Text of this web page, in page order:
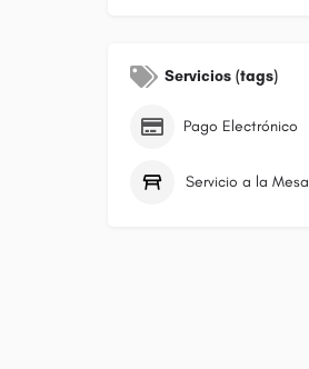
Servicios (tags)
Pago Electrónico
Servicio a la Mesa